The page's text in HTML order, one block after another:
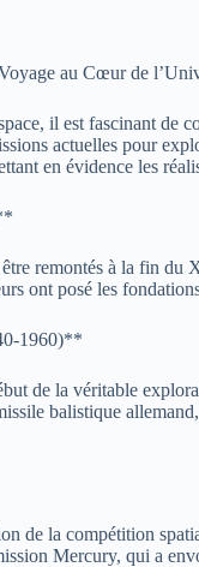
au Cœur de
il est fascinant de
actuelles pour
en évidence les
remontés à la fin
ont posé les
1960)**
de la véritable
balistique
de la compétition
Mercury, qui a